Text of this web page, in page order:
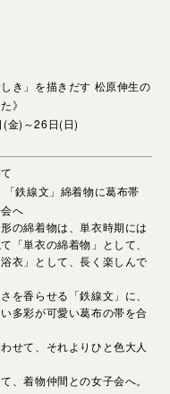
き」を描きだす 松原伸生の
》
金)～26日(日)
「鉄線文」綿着物に葛布帯
へ
の綿着物は、単衣時期には
「単衣の綿着物」として、
衣」として、長く楽しんで
を香らせる「鉄線文」に、
多彩が可愛い葛布の帯を合
せて、それよりひと色大人
、着物仲間との女子会へ。